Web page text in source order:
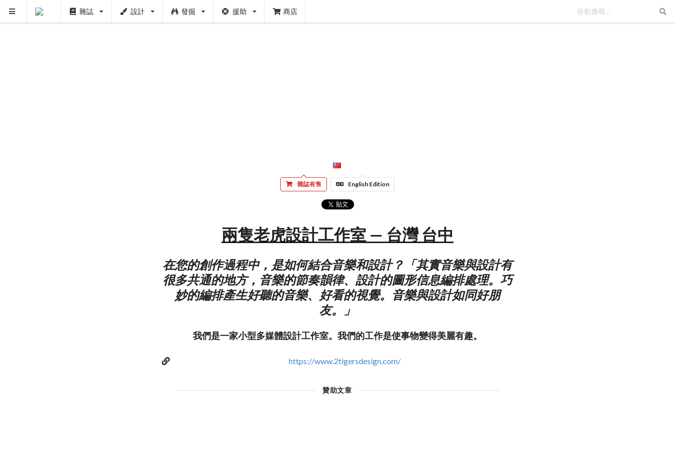
雜誌 設計 發掘 援助 商店
雜誌有售 English Edition
兩隻老虎設計工作室 — 台灣 台中
在您的創作過程中，是如何結合音樂和設計？「其實音樂與設計有
很多共通的地方，音樂的節奏韻律、設計的圖形信息編排處理。巧
妙的編排產生好聽的音樂、好看的視覺。音樂與設計如同好朋
友。」
我們是一家小型多媒體設計工作室。我們的工作是使事物變得美麗有趣。
https://www.2tigersdesign.com/
贊助文章